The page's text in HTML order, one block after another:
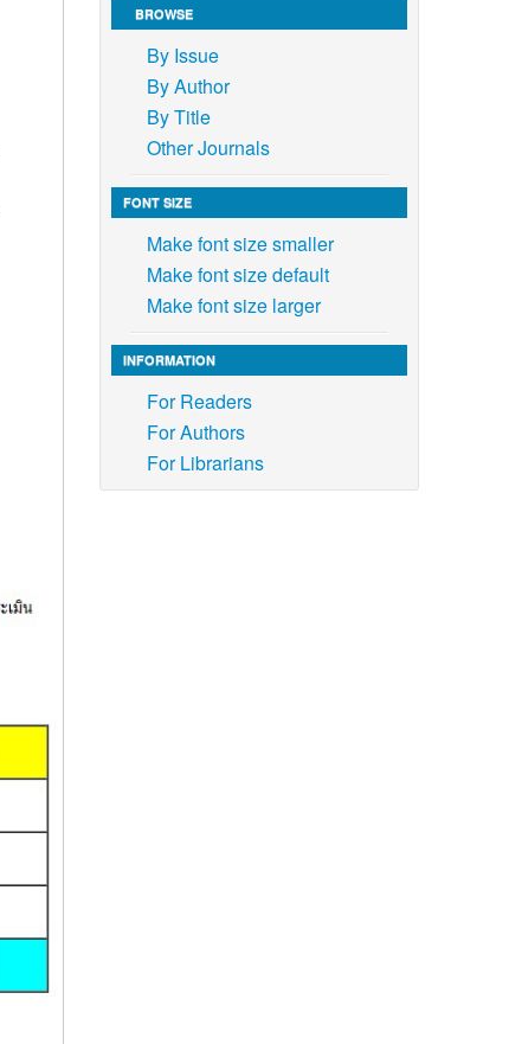
BROWSE
By Issue
By Author
By Title
Other Journals
FONT SIZE
Make font size smaller
Make font size default
Make font size larger
INFORMATION
For Readers
For Authors
For Librarians